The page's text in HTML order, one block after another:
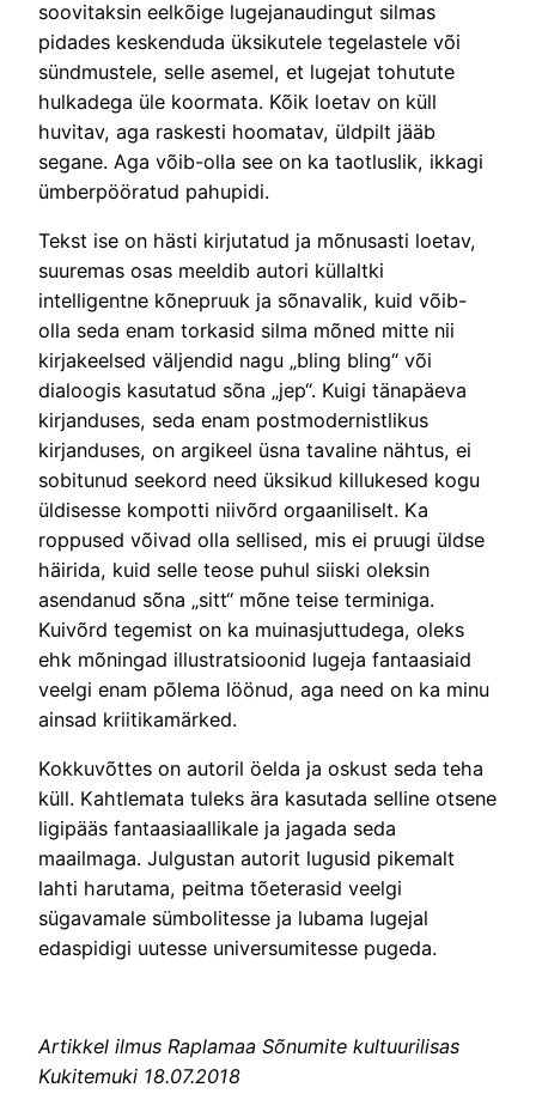
soovitaksin eelkõige lugejanaudingut silmas
pidades keskenduda üksikutele tegelastele või
sündmustele, selle asemel, et lugejat tohutute
hulkadega üle koormata. Kõik loetav on küll
huvitav, aga raskesti hoomatav, üldpilt jääb
segane. Aga võib-olla see on ka taotluslik, ikkagi
ümberpööratud pahupidi.
Tekst ise on hästi kirjutatud ja mõnusasti loetav,
suuremas osas meeldib autori küllaltki
intelligentne kõnepruuk ja sõnavalik, kuid võib-
olla seda enam torkasid silma mõned mitte nii
kirjakeelsed väljendid nagu „bling bling“ või
dialoogis kasutatud sõna „jep“. Kuigi tänapäeva
kirjanduses, seda enam postmodernistlikus
kirjanduses, on argikeel üsna tavaline nähtus, ei
sobitunud seekord need üksikud killukesed kogu
üldisesse kompotti niivõrd orgaaniliselt. Ka
roppused võivad olla sellised, mis ei pruugi üldse
häirida, kuid selle teose puhul siiski oleksin
asendanud sõna „sitt“ mõne teise terminiga.
Kuivõrd tegemist on ka muinasjuttudega, oleks
ehk mõningad illustratsioonid lugeja fantaasiaid
veelgi enam põlema löönud, aga need on ka minu
ainsad kriitikamärked.
Kokkuvõttes on autoril öelda ja oskust seda teha
küll. Kahtlemata tuleks ära kasutada selline otsene
ligipääs fantaasiaallikale ja jagada seda
maailmaga. Julgustan autorit lugusid pikemalt
lahti harutama, peitma tõeterasid veelgi
sügavamale sümbolitesse ja lubama lugejal
edaspidigi uutesse universumitesse pugeda.
Artikkel ilmus Raplamaa Sõnumite kultuurilisas
Kukitemuki 18.07.2018